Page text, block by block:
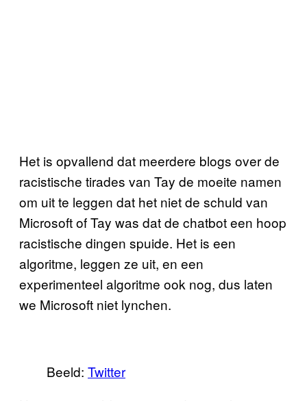
Het is opvallend dat meerdere blogs over de
racistische tirades van Tay de moeite namen
om uit te leggen dat het niet de schuld van
Microsoft of Tay was dat de chatbot een hoop
racistische dingen spuide. Het is een
algoritme, leggen ze uit, en een
experimenteel algoritme ook nog, dus laten
we Microsoft niet lynchen.
Beeld: Twitter